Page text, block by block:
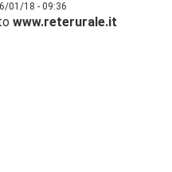
01/18 - 09:36
www.reterurale.it